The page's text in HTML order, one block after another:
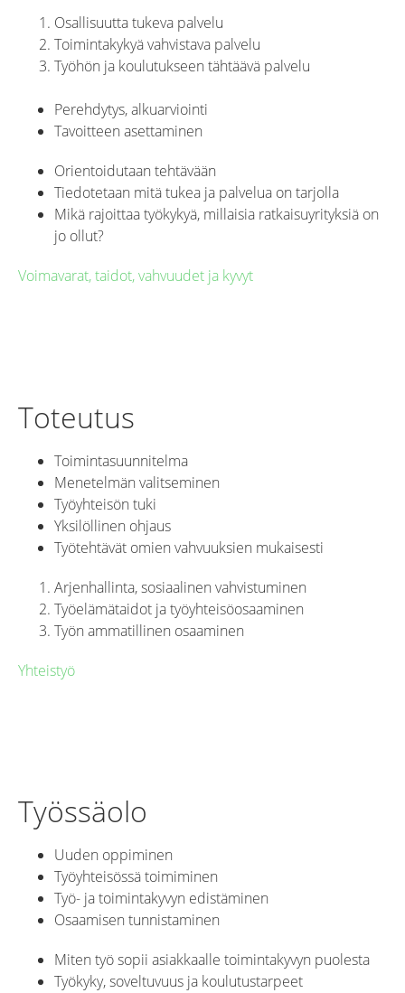
Osallisuutta tukeva palvelu
Toimintakykyä vahvistava palvelu
Työhön ja koulutukseen tähtäävä palvelu
Perehdytys, alkuarviointi
Tavoitteen asettaminen
Orientoidutaan tehtävään
Tiedotetaan mitä tukea ja palvelua on tarjolla
Mikä rajoittaa työkykyä, millaisia ratkaisuyrityksiä on
jo ollut?
Voimavarat, taidot, vahvuudet ja kyvyt
Toteutus
Toimintasuunnitelma
Menetelmän valitseminen
Työyhteisön tuki
Yksilöllinen ohjaus
Työtehtävät omien vahvuuksien mukaisesti
Arjenhallinta, sosiaalinen vahvistuminen
Työelämätaidot ja työyhteisöosaaminen
Työn ammatillinen osaaminen
Yhteistyö
Työssäolo
Uuden oppiminen
Työyhteisössä toimiminen
Työ- ja toimintakyvyn edistäminen
Osaamisen tunnistaminen
Miten työ sopii asiakkaalle toimintakyvyn puolesta
Työkyky, soveltuvuus ja koulutustarpeet